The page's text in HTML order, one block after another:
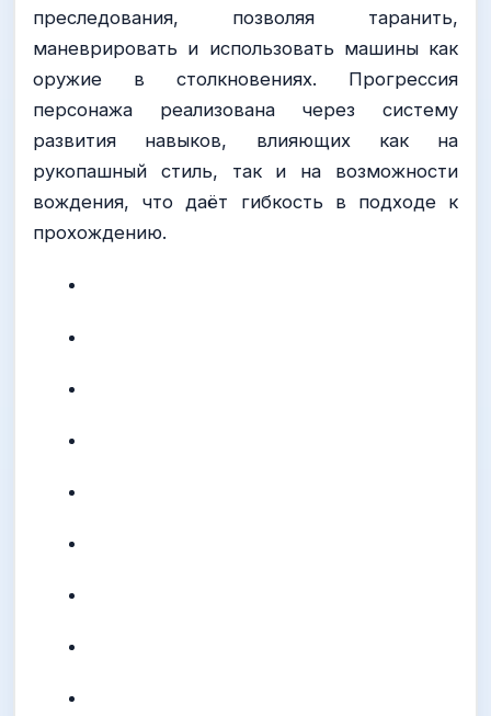
преследования, позволяя таранить,
маневрировать и использовать машины как
оружие в столкновениях. Прогрессия
персонажа реализована через систему
развития навыков, влияющих как на
рукопашный стиль, так и на возможности
вождения, что даёт гибкость в подходе к
прохождению.